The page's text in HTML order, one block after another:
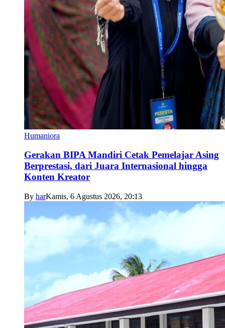
Humaniora
Gerakan BIPA Mandiri Cetak Pemelajar Asing
Berprestasi, dari Juara Internasional hingga
Konten Kreator
By harKamis, 6 Agustus 2026, 20:13